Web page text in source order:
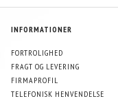
INFORMATIONER
FORTROLIGHED
FRAGT OG LEVERING
FIRMAPROFIL
TELEFONISK HENVENDELSE